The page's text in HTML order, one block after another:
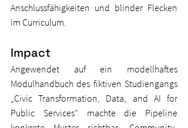
Anschlussfähigkeiten und blinder Flecken
im Curriculum.
Impact
Angewendet auf ein modellhaftes
Modulhandbuch des fiktiven Studiengangs
„Civic Transformation, Data, and AI for
Public Services" machte die Pipeline